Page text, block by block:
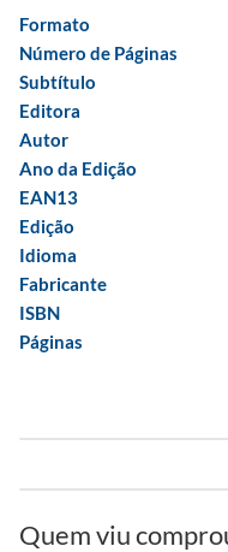
Formato
Número de Páginas
Subtítulo
Editora
Autor
Ano da Edição
EAN13
Edição
Idioma
Fabricante
ISBN
Páginas
Quem viu